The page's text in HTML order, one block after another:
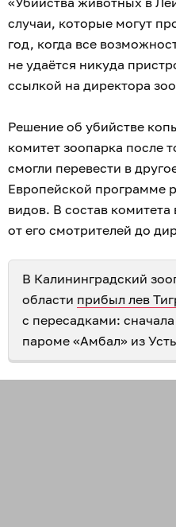
случаи, которые могут
год, когда все
не удаётся никуда
ссылкой на директора
Решение об убийстве
комитет зоопарка после
смогли перевести в
Европейской программе
видов. В состав
от его смотрителей до
В Калининградский
области прибыл лев
с пересадками:
пароме «Амбал» из